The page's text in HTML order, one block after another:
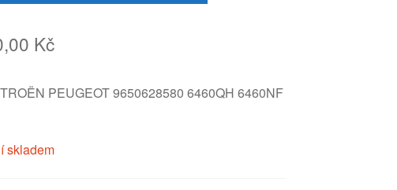
Kč
PEUGEOT 9650628580 6460QH 6460NF
skladem